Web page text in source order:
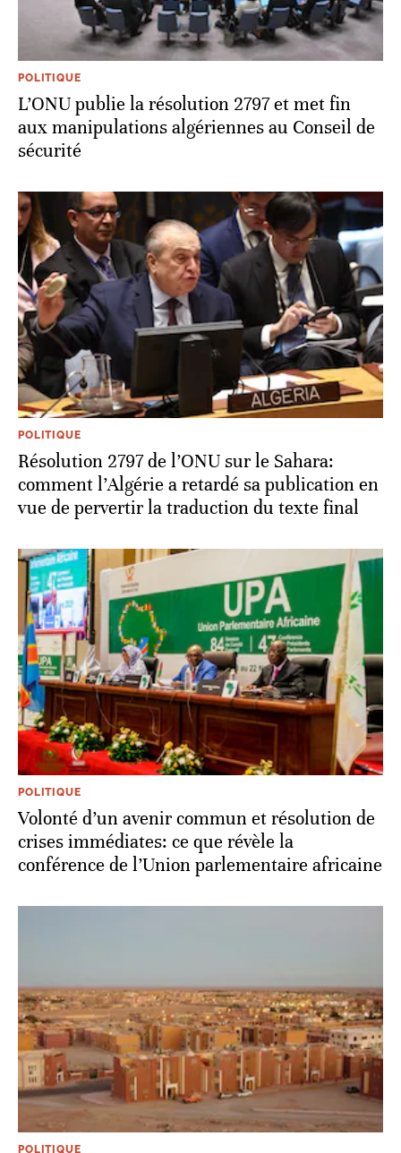
POLITIQUE
L’ONU publie la résolution 2797 et met fin
aux manipulations algériennes au Conseil de
sécurité
POLITIQUE
Résolution 2797 de l’ONU sur le Sahara:
comment l’Algérie a retardé sa publication en
vue de pervertir la traduction du texte final
POLITIQUE
Volonté d’un avenir commun et résolution de
crises immédiates: ce que révèle la
conférence de l’Union parlementaire africaine
POLITIQUE